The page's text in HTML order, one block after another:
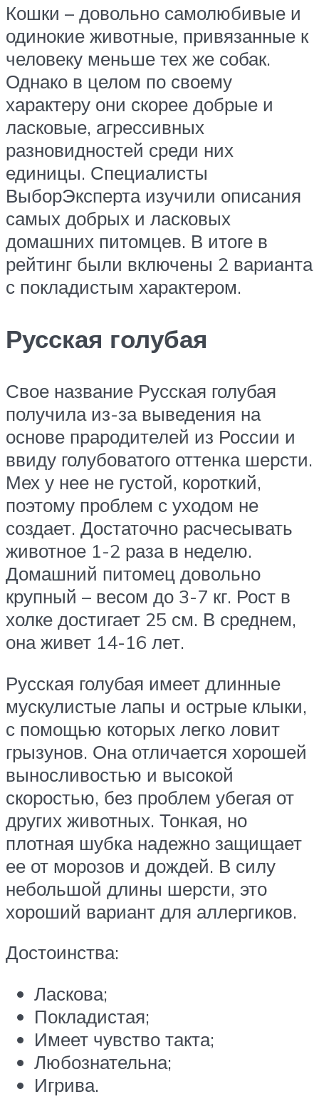
Кошки – довольно самолюбивые и
одинокие животные, привязанные к
человеку меньше тех же собак.
Однако в целом по своему
характеру они скорее добрые и
ласковые, агрессивных
разновидностей среди них
единицы. Специалисты
ВыборЭксперта изучили описания
самых добрых и ласковых
домашних питомцев. В итоге в
рейтинг были включены 2 варианта
с покладистым характером.
Русская голубая
Свое название Русская голубая
получила из-за выведения на
основе прародителей из России и
ввиду голубоватого оттенка шерсти.
Мех у нее не густой, короткий,
поэтому проблем с уходом не
создает. Достаточно расчесывать
животное 1-2 раза в неделю.
Домашний питомец довольно
крупный – весом до 3-7 кг. Рост в
холке достигает 25 см. В среднем,
она живет 14-16 лет.
Русская голубая имеет длинные
мускулистые лапы и острые клыки,
с помощью которых легко ловит
грызунов. Она отличается хорошей
выносливостью и высокой
скоростью, без проблем убегая от
других животных. Тонкая, но
плотная шубка надежно защищает
ее от морозов и дождей. В силу
небольшой длины шерсти, это
хороший вариант для аллергиков.
Достоинства:
Ласкова;
Покладистая;
Имеет чувство такта;
Любознательна;
Игрива.